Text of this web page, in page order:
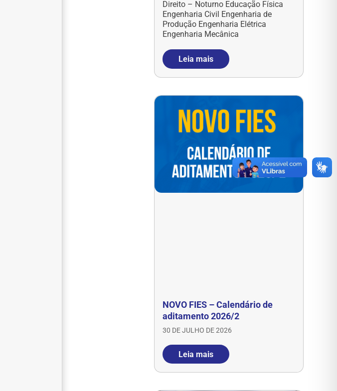
Direito – Noturno Educação Física
Engenharia Civil Engenharia de
Produção Engenharia Elétrica
Engenharia Mecânica
Leia mais
NOVO FIES – Calendário de
aditamento 2026/2
30 DE JULHO DE 2026
Leia mais